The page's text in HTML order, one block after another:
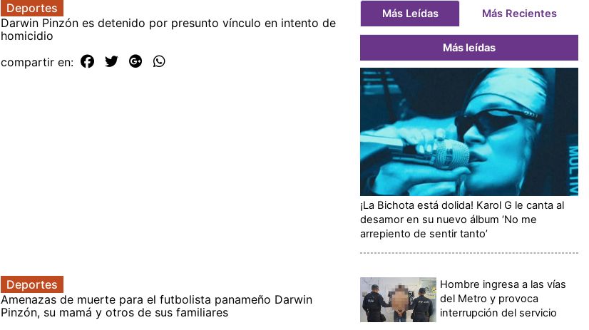
Deportes
Darwin Pinzón es detenido por presunto vínculo en intento de
homicidio
compartir en:
Deportes
Amenazas de muerte para el futbolista panameño Darwin
Pinzón, su mamá y otros de sus familiares
Más Leídas Más Recientes
Más leídas
¡La Bichota está dolida! Karol G le canta al
desamor en su nuevo álbum ‘No me
arrepiento de sentir tanto’
Hombre ingresa a las vías
del Metro y provoca
interrupción del servicio